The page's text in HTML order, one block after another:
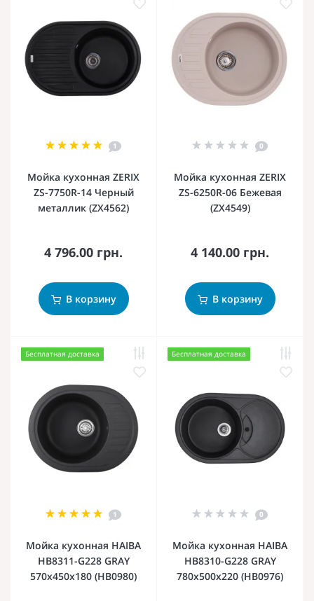
1
Мойка кухонная ZERIX
ZS-7750R-14 Черный
металлик (ZX4562)
4 796.00 грн.
В корзину
0
Мойка кухонная ZERIX
ZS-6250R-06 Бежевая
(ZX4549)
4 140.00 грн.
В корзину
Бесплатная доставка
1
Мойка кухонная HAIBA
HB8311-G228 GRAY
570x450x180 (HB0980)
Бесплатная доставка
0
Мойка кухонная HAIBA
HB8310-G228 GRAY
780x500x220 (HB0976)